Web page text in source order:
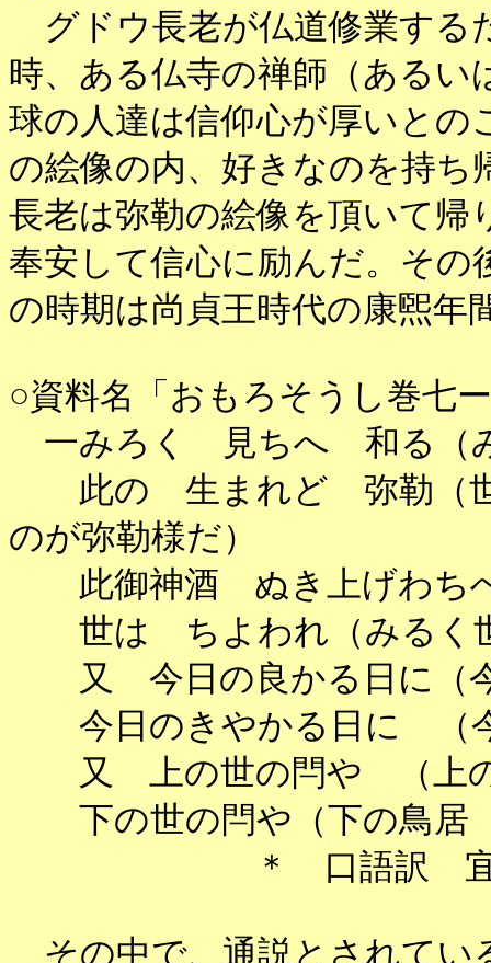
グドウ長老が仏道修業する
時、ある仏寺の禅師（ある
球の人達は信仰心が厚いとの
の絵像の内、好きなのを持
長老は弥勒の絵像を頂いて帰
奉安して信心に励んだ。その
の時期は尚貞王時代の康煕年
○資料名「おもろそうし巻七
一みろく 見ちへ 和る（
此の 生まれど 弥勒（世
のが弥勒様だ）
此御神酒 ぬき上げわちへ
世は ちよわれ（みるく世
又 今日の良かる日に（今
今日のきやかる日に （今
又 上の世の閂や （上の
下の世の閂や（下の鳥居
＊ 口語訳 宜保
その中で、通説とされてい